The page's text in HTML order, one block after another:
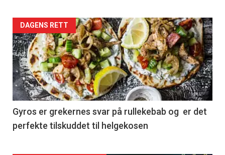
Forsiden
akkurat
nå
-
2
DAGENS RETT
Gyros er grekernes svar på rullekebab og er det
perfekte tilskuddet til helgekosen